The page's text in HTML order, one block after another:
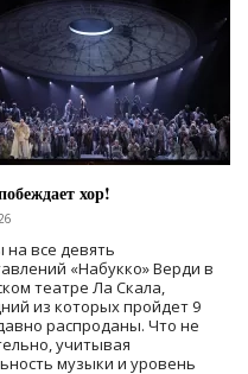
хор!
на все девять
«Набукко» Верди в
театре Ла Скала,
из которых пройдет 9
распроданы. Что не
учитывая
музыки и уровень